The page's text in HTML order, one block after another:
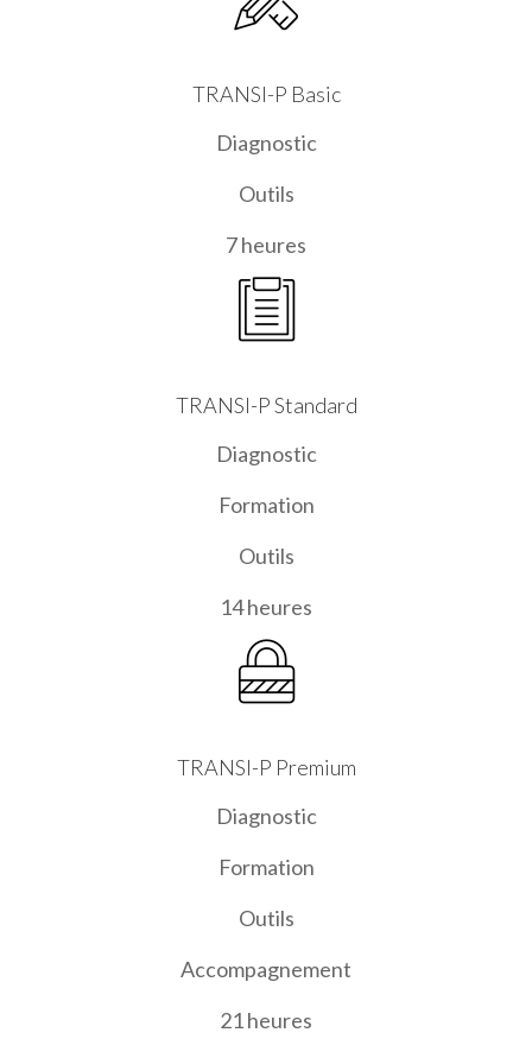
TRANSI-P Basic
Diagnostic
Outils
7 heures
TRANSI-P Standard
Diagnostic
Formation
Outils
14 heures
TRANSI-P Premium
Diagnostic
Formation
Outils
Accompagnement
21 heures